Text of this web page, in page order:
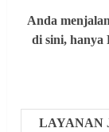
Anda
di sini,
LAYANAN